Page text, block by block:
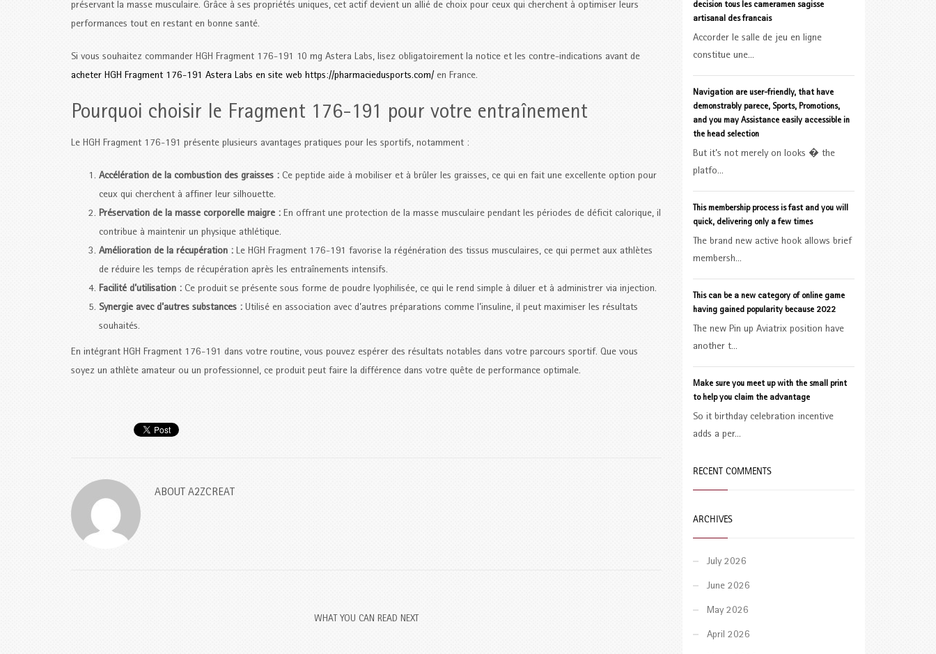
préservant la masse musculaire. Grâce à ses propriétés uniques, cet actif devient un allié de choix pour ceux qui cherchent à optimiser leurs
performances tout en restant en bonne santé.
Si vous souhaitez commander HGH Fragment 176-191 10 mg Astera Labs, lisez obligatoirement la notice et les contre-indications avant de
acheter HGH Fragment 176-191 Astera Labs en site web https://pharmaciedusports.com/ en France.
Pourquoi choisir le Fragment 176-191 pour votre entraînement
Le HGH Fragment 176-191 présente plusieurs avantages pratiques pour les sportifs, notamment :
Accélération de la combustion des graisses : Ce peptide aide à mobiliser et à brûler les graisses, ce qui en fait une excellente option pour
ceux qui cherchent à affiner leur silhouette.
Préservation de la masse corporelle maigre : En offrant une protection de la masse musculaire pendant les périodes de déficit calorique, il
contribue à maintenir un physique athlétique.
Amélioration de la récupération : Le HGH Fragment 176-191 favorise la régénération des tissus musculaires, ce qui permet aux athlètes
de réduire les temps de récupération après les entraînements intensifs.
Facilité d’utilisation : Ce produit se présente sous forme de poudre lyophilisée, ce qui le rend simple à diluer et à administrer via injection.
Synergie avec d’autres substances : Utilisé en association avec d’autres préparations comme l’insuline, il peut maximiser les résultats
souhaités.
En intégrant HGH Fragment 176-191 dans votre routine, vous pouvez espérer des résultats notables dans votre parcours sportif. Que vous
soyez un athlète amateur ou un professionnel, ce produit peut faire la différence dans votre quête de performance optimale.
ABOUT A2ZCREAT
WHAT YOU CAN READ NEXT
decision tous les cameramen sagisse
artisanal des francais
Accorder le salle de jeu en ligne
constitue une...
Navigation are user-friendly, that have
demonstrably parece, Sports, Promotions,
and you may Assistance easily accessible in
the head selection
But it’s not merely on looks � the
platfo...
This membership process is fast and you will
quick, delivering only a few times
The brand new active hook allows brief
membersh...
This can be a new category of online game
having gained popularity because 2022
The new Pin up Aviatrix position have
another t...
Make sure you meet up with the small print
to help you claim the advantage
So it birthday celebration incentive
adds a per...
RECENT COMMENTS
ARCHIVES
July 2026
June 2026
May 2026
April 2026